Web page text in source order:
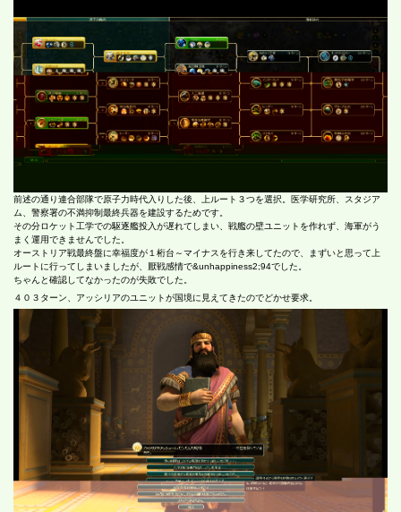
前述の通り連合部隊で原子力時代入りした後、上ルート３つを選択。医学研究所、スタジア
ム、警察署の不満抑制最終兵器を建設するためです。
その分ロケット工学での駆逐艦投入が遅れてしまい、戦艦の壁ユニットを作れず、海軍がう
まく運用できませんでした。
オーストリア戦最終盤に幸福度が１桁台～マイナスを行き来してたので、まずいと思って上
ルートに行ってしまいましたが、厭戦感情で&unhappiness2;94でした。
ちゃんと確認してなかったのが失敗でした。
４０３ターン、アッシリアのユニットが国境に見えてきたのでどかせ要求。